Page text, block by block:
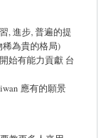
, 進步, 普遍的提
稀為貴的格局)
始有能力貢獻 台
應有的願景